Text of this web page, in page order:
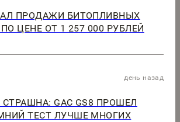
ПРОДАЖИ БИТОПЛИВНЫХ
ПО ЦЕНЕ ОТ 1 257 000 РУБЛЕЙ
день назад
GAC GS8 ПРОШЕЛ
ТЕСТ ЛУЧШЕ МНОГИХ